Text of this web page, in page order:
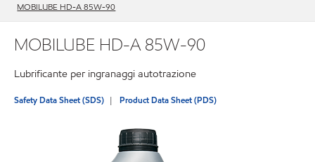
MOBILUBE HD-A 85W-90
MOBILUBE HD-A 85W-90
Lubrificante per ingranaggi autotrazione
Safety Data Sheet (SDS) Product Data Sheet (PDS)